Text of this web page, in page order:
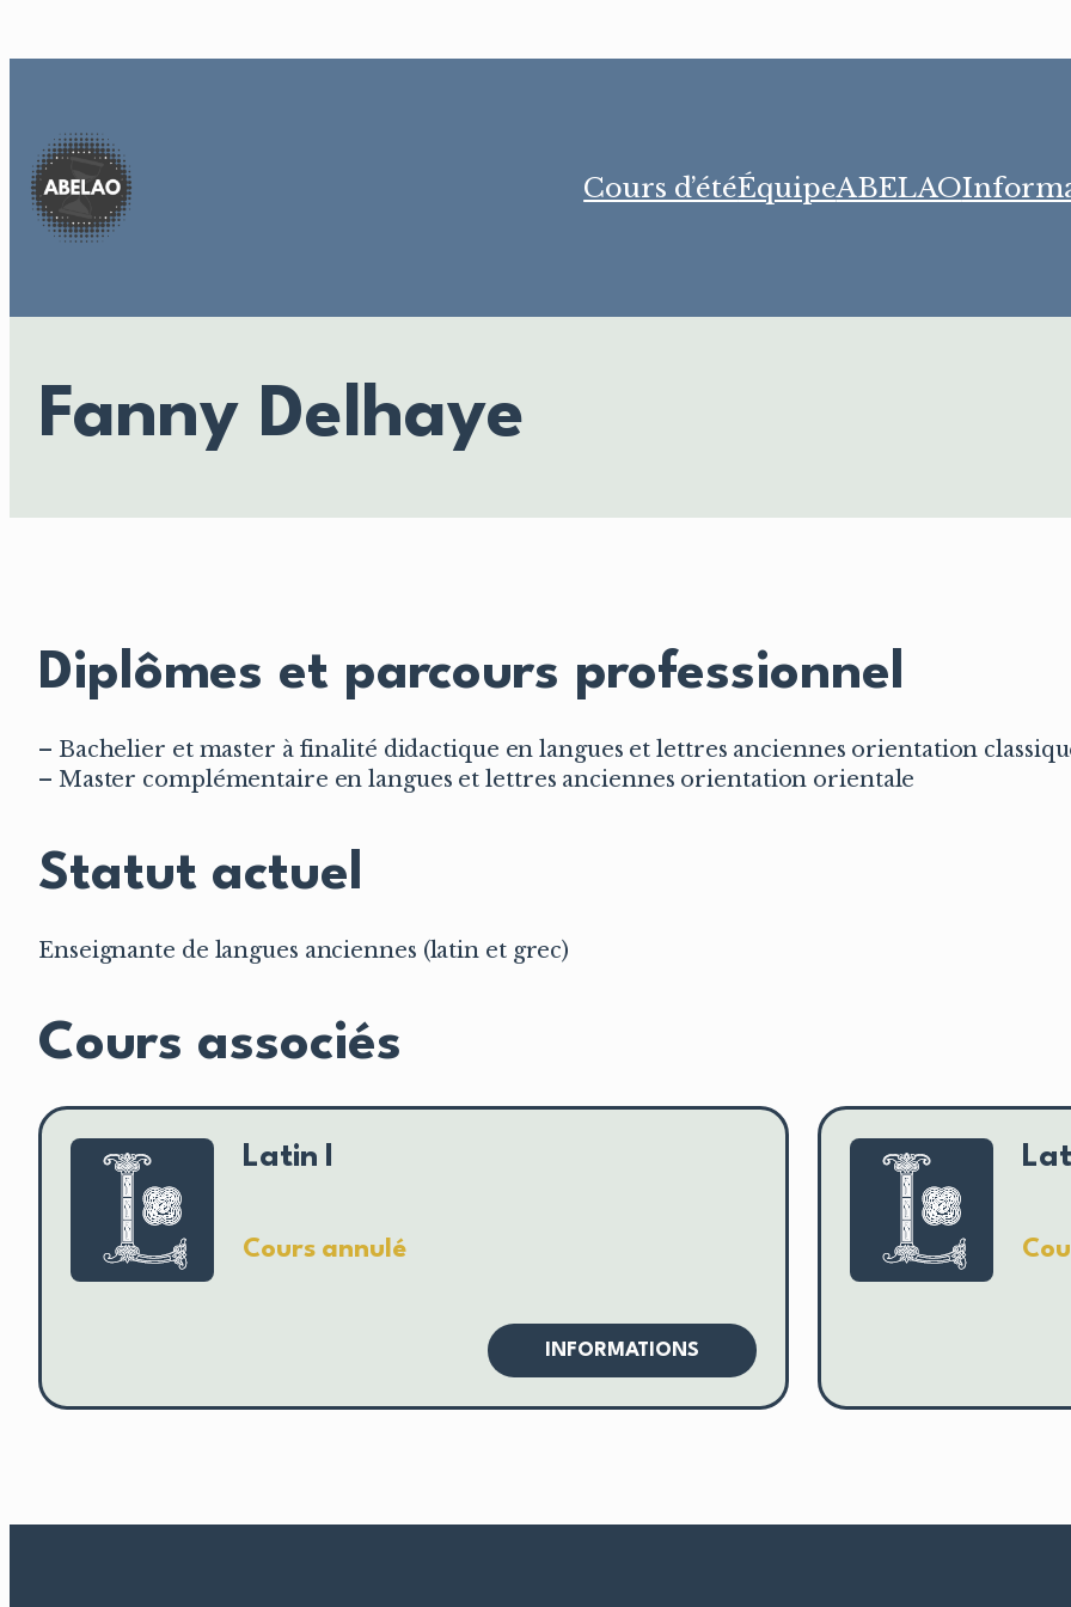
au
Cours d’étéÉquipeABELAO
Fanny Delhaye
Diplômes et parcours professionnel
– Bachelier et master à finalité didactique en langues et lettres anciennes orientation
– Master complémentaire en langues et lettres anciennes orientation orientale
Statut actuel
Enseignante de langues anciennes (latin et grec)
Cours associés
Latin I
Cours annulé
INFORMATIONS